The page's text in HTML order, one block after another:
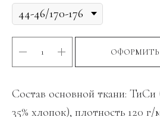
ОФОРМИТЬ
Состав основной ткани: ТиСи
35% хлопок), плотность 120 г/